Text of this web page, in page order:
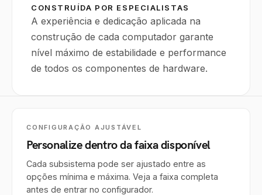
CONSTRUÍDA POR ESPECIALISTAS
A experiência e dedicação aplicada na
construção de cada computador garante
nível máximo de estabilidade e performance
de todos os componentes de hardware.
CONFIGURAÇÃO AJUSTÁVEL
Personalize dentro da faixa disponível
Cada subsistema pode ser ajustado entre as
opções mínima e máxima. Veja a faixa completa
antes de entrar no configurador.